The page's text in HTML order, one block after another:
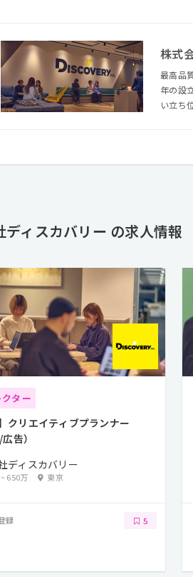
株式
最高品
年の設
い立ち
ディスカバリー の求人情報
ター
クリエイティブプランナー
告）
ディスカバリー
~650万 東京
録 5